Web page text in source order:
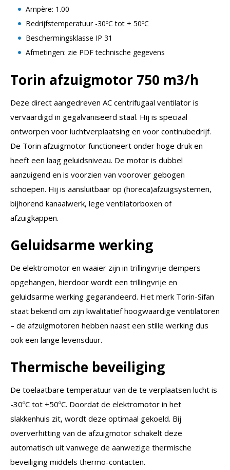
Ampère: 1.00
Bedrijfstemperatuur -30ºC tot + 50ºC
Beschermingsklasse IP 31
Afmetingen: zie PDF technische gegevens
Torin afzuigmotor 750 m3/h
Deze direct aangedreven AC centrifugaal ventilator is
vervaardigd in gegalvaniseerd staal. Hij is speciaal
ontworpen voor luchtverplaatsing en voor continubedrijf.
De Torin afzuigmotor functioneert onder hoge druk en
heeft een laag geluidsniveau. De motor is dubbel
aanzuigend en is voorzien van voorover gebogen
schoepen. Hij is aansluitbaar op (horeca)afzuigsystemen,
bijhorend kanaalwerk, lege ventilatorboxen of
afzuigkappen.
Geluidsarme werking
De elektromotor en waaier zijn in trillingvrije dempers
opgehangen, hierdoor wordt een trillingvrije en
geluidsarme werking gegarandeerd. Het merk Torin-Sifan
staat bekend om zijn kwalitatief hoogwaardige ventilatoren
– de afzuigmotoren hebben naast een stille werking dus
ook een lange levensduur.
Thermische beveiliging
De toelaatbare temperatuur van de te verplaatsen lucht is
-30ºC tot +50ºC. Doordat de elektromotor in het
slakkenhuis zit, wordt deze optimaal gekoeld. Bij
oververhitting van de afzuigmotor schakelt deze
automatisch uit vanwege de aanwezige thermische
beveiliging middels thermo-contacten.